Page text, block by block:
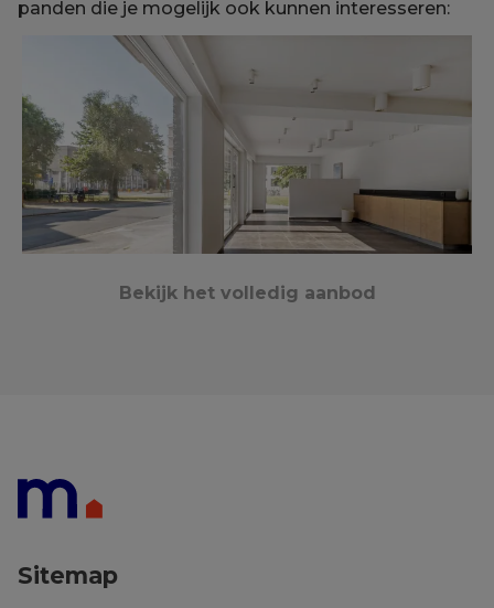
panden die je mogelijk ook kunnen interesseren:
Bekijk het volledig aanbod
Sitemap